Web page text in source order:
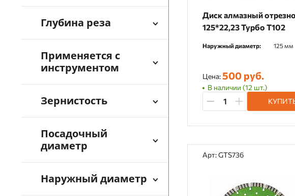
Глубина реза
Применяется с
инструментом
Зернистость
Посадочный
диаметр
Наружный диаметр
Диск алмазный
125*22,23 Турбо T102
Наружный диаметр: 125 мм
Цена:500 руб.
В наличии (12 шт.)
Арт: GTS736